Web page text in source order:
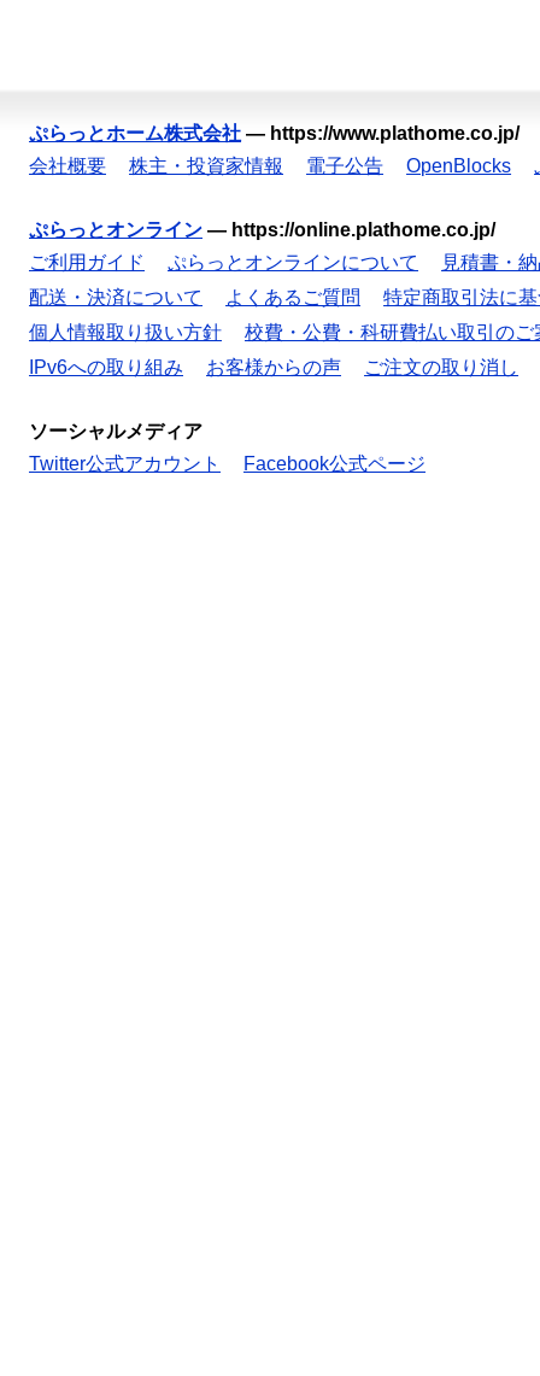
ぷらっとホーム株式会社 — https://www.plathome.co.jp/
会社概要
株主・投資家情報 電子公告 OpenBlocks
ぷらっとオンライン — https://online.plathome.co.jp/
ご利用ガイド
ぷらっとオンラインについて
見積書・
配送・決済について
よくあるご質問
特定商取引法に
個人情報取り扱い方針
校費・公費・科研費払い取引のご
IPv6への取り組み
お客様からの声 ご注文の取り消し
ソーシャルメディア
Twitter公式アカウント
Facebook公式ページ